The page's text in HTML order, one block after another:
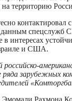
на территорию
спецслужб
интересах
и США.
российско-